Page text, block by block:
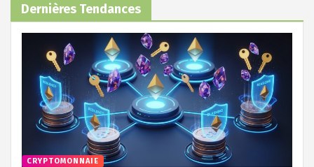
Dernières Tendances
CRYPTOMONNAIE